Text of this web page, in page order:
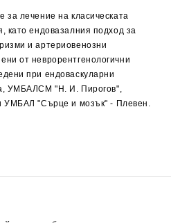
за лечение на класическата
като ендовазалния подход за
и артериовенозни
от неврорентгенологични
при ендоваскуларни
УМБАЛСМ "Н. И. Пирогов",
"Сърце и мозък" - Плевен.